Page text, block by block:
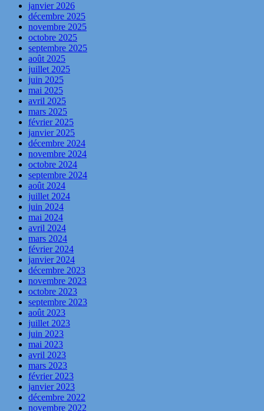
janvier 2026
décembre 2025
novembre 2025
octobre 2025
septembre 2025
août 2025
juillet 2025
juin 2025
mai 2025
avril 2025
mars 2025
février 2025
janvier 2025
décembre 2024
novembre 2024
octobre 2024
septembre 2024
août 2024
juillet 2024
juin 2024
mai 2024
avril 2024
mars 2024
février 2024
janvier 2024
décembre 2023
novembre 2023
octobre 2023
septembre 2023
août 2023
juillet 2023
juin 2023
mai 2023
avril 2023
mars 2023
février 2023
janvier 2023
décembre 2022
novembre 2022